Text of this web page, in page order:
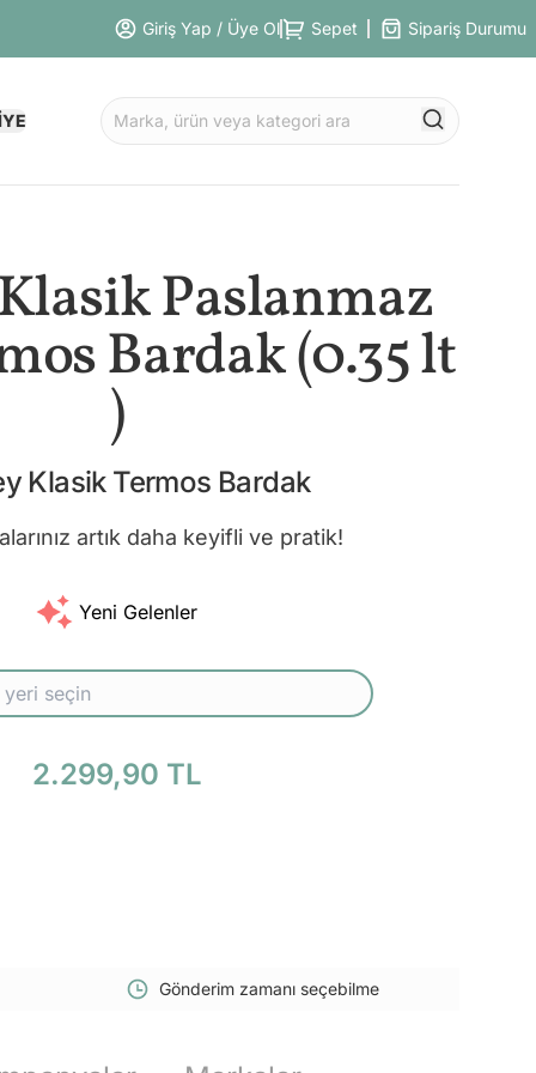
Giriş Yap / Üye Ol Sepet Sipariş Durumu
Paslanmaz
Bardak (0.35 lt
)
Klasik Termos Bardak
artık daha keyifli ve pratik!
Yeni Gelenler
2.299,90 TL
Gönderim zamanı seçebilme